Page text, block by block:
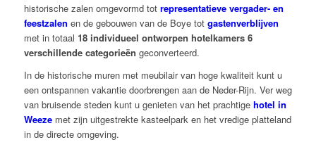
historische zalen omgevormd tot representatieve vergader- en
feestzalen en de gebouwen van de Boye tot gastenverblijven
met in totaal 18 individueel ontworpen hotelkamers 6
verschillende categorieën geconverteerd.
In de historische muren met meubilair van hoge kwaliteit kunt u
een ontspannen vakantie doorbrengen aan de Neder-Rijn. Ver weg
van bruisende steden kunt u genieten van het prachtige hotel in
Weeze met zijn uitgestrekte kasteelpark en het vredige platteland
in de directe omgeving.